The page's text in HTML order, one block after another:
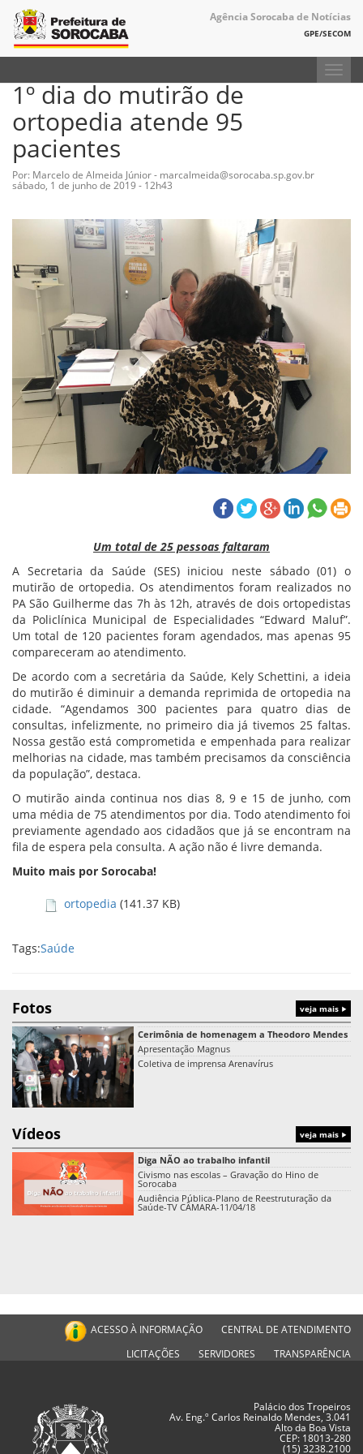
Agência Sorocaba de Notícias
GPE/SECOM
1º dia do mutirão de
ortopedia atende 95
pacientes
Por: Marcelo de Almeida Júnior - marcalmeida@sorocaba.sp.gov.br
sábado, 1 de junho de 2019 - 12h43
Um total de 25 pessoas faltaram
A Secretaria da Saúde (SES) iniciou neste sábado (01) o
mutirão de ortopedia. Os atendimentos foram realizados no
PA São Guilherme das 7h às 12h, através de dois ortopedistas
da Policlínica Municipal de Especialidades “Edward Maluf”.
Um total de 120 pacientes foram agendados, mas apenas 95
compareceram ao atendimento.
De acordo com a secretária da Saúde, Kely Schettini, a ideia
do mutirão é diminuir a demanda reprimida de ortopedia na
cidade. “Agendamos 300 pacientes para quatro dias de
consultas, infelizmente, no primeiro dia já tivemos 25 faltas.
Nossa gestão está comprometida e empenhada para realizar
melhorias na cidade, mas também precisamos da consciência
da população”, destaca.
O mutirão ainda continua nos dias 8, 9 e 15 de junho, com
uma média de 75 atendimentos por dia. Todo atendimento foi
previamente agendado aos cidadãos que já se encontram na
fila de espera pela consulta. A ação não é livre demanda.
Muito mais por Sorocaba!
ortopedia (141.37 KB)
Tags:Saúde
Fotos veja mais
Cerimônia de homenagem a Theodoro Mendes
Apresentação Magnus
Coletiva de imprensa Arenavírus
Vídeos veja mais
Diga NÃO ao trabalho infantil
Civismo nas escolas – Gravação do Hino de
Sorocaba
Audiência Pública-Plano de Reestruturação da
Saúde-TV CÂMARA-11/04/18
ACESSO À INFORMAÇÃO
CENTRAL DE ATENDIMENTO
LICITAÇÕES
SERVIDORES TRANSPARÊNCIA
Palácio dos Tropeiros
Av. Eng.º Carlos Reinaldo Mendes, 3.041
Alto da Boa Vista
CEP: 18013-280
(15) 3238.2100